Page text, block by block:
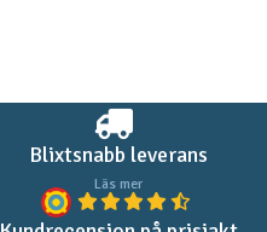
Blixtsnabb leverans
Läs mer